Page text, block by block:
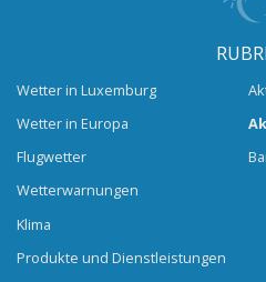
Wetter in Luxemburg
Wetter in Europa
Flugwetter
Wetterwarnungen
Klima
Produkte und Dienstleistungen